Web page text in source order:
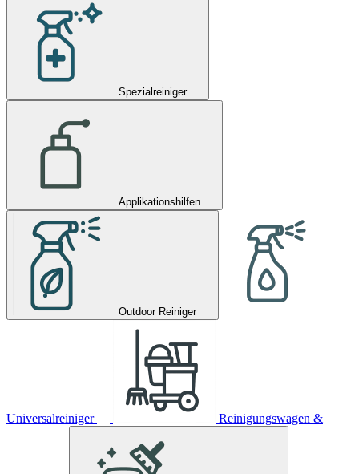
Spezialreiniger
Applikationshilfen
Outdoor Reiniger
Universalreiniger Reinigungswagen &